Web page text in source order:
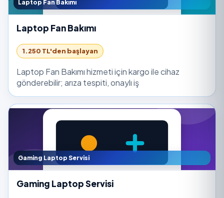
Laptop Fan Bakımı
Laptop Fan Bakımı
1.250 TL'den başlayan
Laptop Fan Bakımı hizmeti için kargo ile cihaz
gönderebilir; arıza tespiti, onaylı iş
Gaming Laptop Servisi
Gaming Laptop Servisi